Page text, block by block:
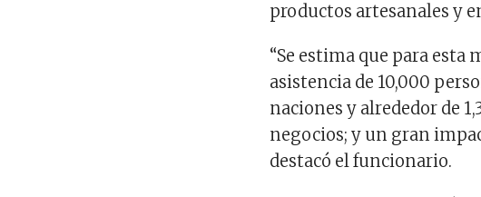
productos artesanales y
“Se estima que para
asistencia de 10,000
naciones y alrededor de
negocios; y un gran
destacó el funcionario.